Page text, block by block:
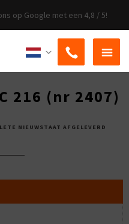
op Google met een 4,8 / 5!
216 (nr 2407)
NIEUWSTAAT AFGELEVERD